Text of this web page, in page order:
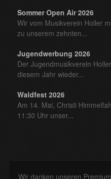
Sommer Open Air 2026
Wir vom Musikverein Holler
zu unserem zehnten...
Jugendwerbung 2026
Der Jugendmusikverein
diesem Jahr wieder...
Waldfest 2026
Am 14. Mai, Christi
11:30 Uhr unser...
Wir danken unseren